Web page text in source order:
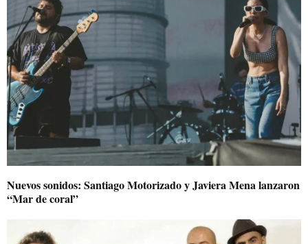
Nuevos sonidos: Santiago Motorizado y Javiera Mena lanzaron
“Mar de coral”